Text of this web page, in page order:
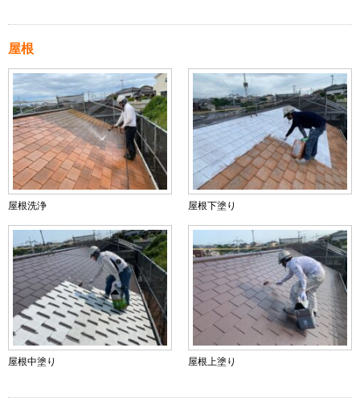
屋根
屋根洗浄 屋根下塗り
屋根中塗り 屋根上塗り